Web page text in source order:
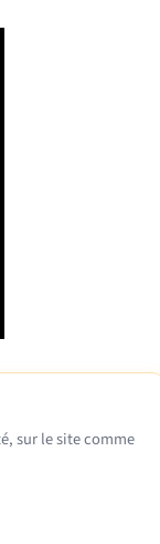
sur le site comme